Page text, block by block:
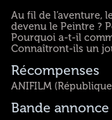
Au fil de l’aventure,
devenu le Peintre ?
Pourquoi a-t-il
Connaîtront-ils un
Récompenses
ANIFILM
Bande annonce